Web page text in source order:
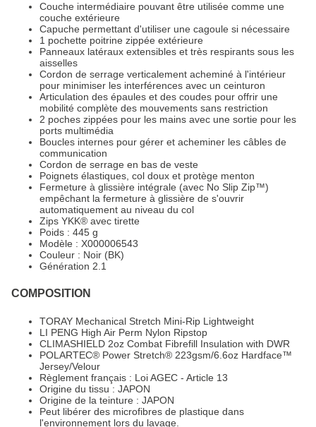
Couche intermédiaire pouvant être utilisée comme une
couche extérieure
Capuche permettant d'utiliser une cagoule si nécessaire
1 pochette poitrine zippée extérieure
Panneaux latéraux extensibles et très respirants sous les
aisselles
Cordon de serrage verticalement acheminé à l'intérieur
pour minimiser les interférences avec un ceinturon
Articulation des épaules et des coudes pour offrir une
mobilité complète des mouvements sans restriction
2 poches zippées pour les mains avec une sortie pour les
ports multimédia
Boucles internes pour gérer et acheminer les câbles de
communication
Cordon de serrage en bas de veste
Poignets élastiques, col doux et protège menton
Fermeture à glissière intégrale (avec No Slip Zip™)
empêchant la fermeture à glissière de s'ouvrir
automatiquement au niveau du col
Zips YKK® avec tirette
Poids : 445 g
Modèle : X000006543
Couleur : Noir (BK)
Génération 2.1
COMPOSITION
TORAY Mechanical Stretch Mini-Rip Lightweight
LI PENG High Air Perm Nylon Ripstop
CLIMASHIELD 2oz Combat Fibrefill Insulation with DWR
POLARTEC® Power Stretch® 223gsm/6.6oz Hardface™
Jersey/Velour
Règlement français : Loi AGEC - Article 13
Origine du tissu : JAPON
Origine de la teinture : JAPON
Peut libérer des microfibres de plastique dans
l'environnement lors du lavage.